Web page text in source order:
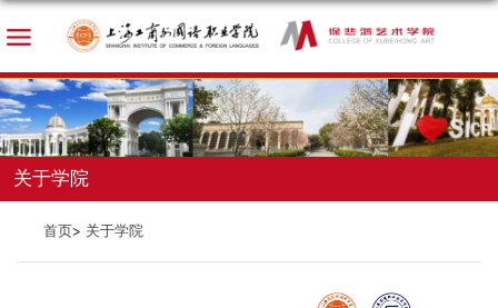
关于学院
首页 关于学院